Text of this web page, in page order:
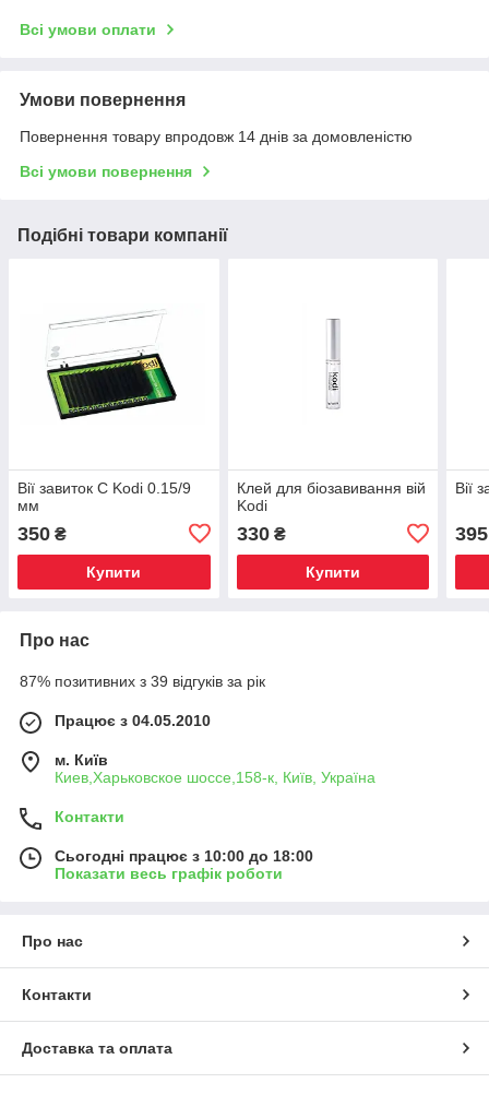
Всі умови оплати
Умови повернення
Повернення товару впродовж 14 днів за домовленістю
Всі умови повернення
Подібні товари компанії
Вії завиток C Kodi 0.15/9
мм
350 ₴
Купити
Клей для біозавивання вій
Kodi
330₴
Купити
Вії
395
Про нас
87% позитивних з 39 відгуків за рік
Працює з 04.05.2010
м. Київ
Киев,Харьковское шоссе,158-к, Київ, Україна
Контакти
Сьогодні працює з 10:00 до 18:00
Показати весь графік роботи
Про нас
Контакти
Доставка та оплата